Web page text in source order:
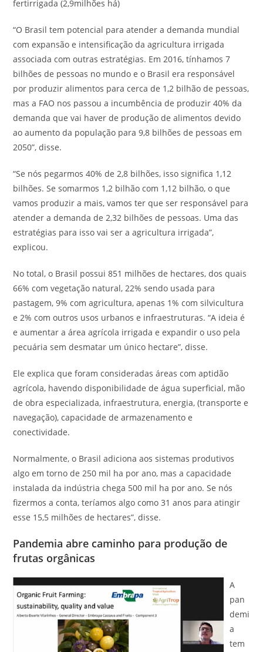
fertirrigada (2,9milhões há)
“O Brasil tem potencial para atender a demanda mundial
com expansão e intensificação da agricultura irrigada
associada com outras estratégias. Em 2016, tínhamos 7
bilhões de pessoas no mundo e o Brasil era responsável
por produzir alimentos para cerca de 1,2 bilhão de pessoas,
mas a FAO nos passou a incumbência de produzir 40% da
demanda que vai haver de produção de alimentos devido
ao aumento da população para 9,8 bilhões de pessoas em
2050”, disse.
“Se nós pegarmos 40% de 2,8 bilhões, isso significa 1,12
bilhões. Se somarmos 1,2 bilhão com 1,12 bilhão, o que
vamos produzir a mais, vamos ter que ser responsável para
atender a demanda de 2,32 bilhões de pessoas. Uma das
estratégias para isso vai ser a agricultura irrigada”,
explicou.
No total, o Brasil possui 851 milhões de hectares, dos quais
66% com vegetação natural, 22% sendo usada para
pastagem, 9% com agricultura, apenas 1% com silvicultura
e 2% com outros usos urbanos e infraestruturas. “A ideia é
e aumentar a área agrícola irrigada e expandir o uso pela
pecuária sem desmatar um único hectare”, disse.
Ele explica que foram consideradas áreas com aptidão
agrícola, havendo disponibilidade de água superficial, mão
de obra especializada, infraestrutura, energia, (transporte e
navegação), capacidade de armazenamento e
conectividade.
Normalmente, o Brasil adiciona aos sistemas produtivos
algo em torno de 250 mil ha por ano, mas a capacidade
instalada da indústria chega 500 mil ha por ano. Se nós
fizermos a conta, teríamos algo como 31 anos para atingir
esse 15,5 milhões de hectares”, disse.
Pandemia abre caminho para produção de
frutas orgânicas
A
pan
demi
a
tem